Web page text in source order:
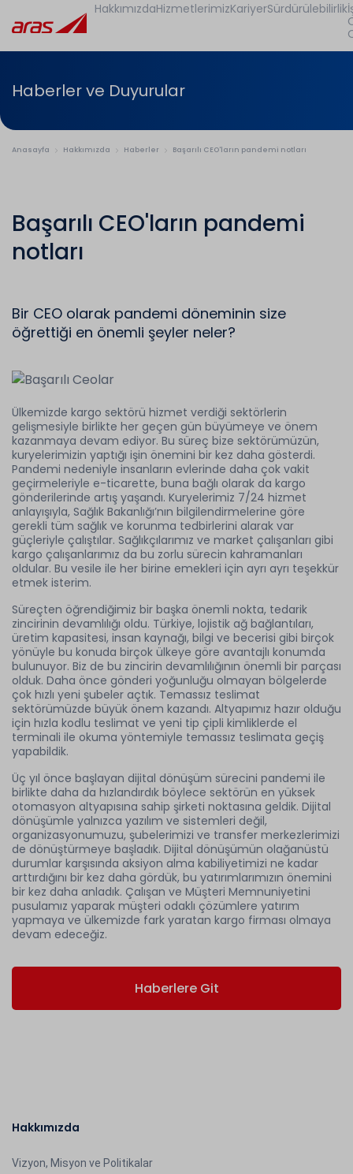
HakkımızdaHizmetlerimizKariyerSürdürülebilirlik
Haberler ve Duyurular
Anasayfa Hakkımızda Haberler Başarılı CEO'ların pandemi notları
Başarılı CEO'ların pandemi
notları
Bir CEO olarak pandemi döneminin size
öğrettiği en önemli şeyler neler?
Ülkemizde kargo sektörü hizmet verdiği sektörlerin
gelişmesiyle birlikte her geçen gün büyümeye ve önem
kazanmaya devam ediyor. Bu süreç bize sektörümüzün,
kuryelerimizin yaptığı işin önemini bir kez daha gösterdi.
Pandemi nedeniyle insanların evlerinde daha çok vakit
geçirmeleriyle e-ticarette, buna bağlı olarak da kargo
gönderilerinde artış yaşandı. Kuryelerimiz 7/24 hizmet
anlayışıyla, Sağlık Bakanlığı’nın bilgilendirmelerine göre
gerekli tüm sağlık ve korunma tedbirlerini alarak var
güçleriyle çalıştılar. Sağlıkçılarımız ve market çalışanları gibi
kargo çalışanlarımız da bu zorlu sürecin kahramanları
oldular. Bu vesile ile her birine emekleri için ayrı ayrı teşekkür
etmek isterim.
Süreçten öğrendiğimiz bir başka önemli nokta, tedarik
zincirinin devamlılığı oldu. Türkiye, lojistik ağ bağlantıları,
üretim kapasitesi, insan kaynağı, bilgi ve becerisi gibi birçok
yönüyle bu konuda birçok ülkeye göre avantajlı konumda
bulunuyor. Biz de bu zincirin devamlılığının önemli bir parçası
olduk. Daha önce gönderi yoğunluğu olmayan bölgelerde
çok hızlı yeni şubeler açtık. Temassız teslimat
sektörümüzde büyük önem kazandı. Altyapımız hazır olduğu
için hızla kodlu teslimat ve yeni tip çipli kimliklerde el
terminali ile okuma yöntemiyle temassız teslimata geçiş
yapabildik.
Üç yıl önce başlayan dijital dönüşüm sürecini pandemi ile
birlikte daha da hızlandırdık böylece sektörün en yüksek
otomasyon altyapısına sahip şirketi noktasına geldik. Dijital
dönüşümle yalnızca yazılım ve sistemleri değil,
organizasyonumuzu, şubelerimizi ve transfer merkezlerimizi
de dönüştürmeye başladık. Dijital dönüşümün olağanüstü
durumlar karşısında aksiyon alma kabiliyetimizi ne kadar
arttırdığını bir kez daha gördük, bu yatırımlarımızın önemini
bir kez daha anladık. Çalışan ve Müşteri Memnuniyetini
pusulamız yaparak müşteri odaklı çözümlere yatırım
yapmaya ve ülkemizde fark yaratan kargo firması olmaya
devam edeceğiz.
Haberlere Git
Hakkımızda
Vizyon, Misyon ve Politikalar